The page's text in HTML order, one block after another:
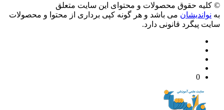
حقوق محصولات و محتوای اين سایت متعلق
می باشد و هر گونه کپی برداری از محتوا و محصولات
پیگرد قانونی دارد.